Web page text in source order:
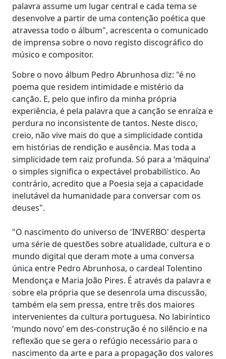
palavra assume um lugar central e cada tema se
desenvolve a partir de uma contenção poética que
atravessa todo o álbum", acrescenta o comunicado
de imprensa sobre o novo registo discográfico do
músico e compositor.
Sobre o novo álbum Pedro Abrunhosa diz: "é no
poema que residem intimidade e mistério da
canção. E, pelo que infiro da minha própria
experiência, é pela palavra que a canção se enraíza e
perdura no inconsistente de tantos. Neste disco,
creio, não vive mais do que a simplicidade contida
em histórias de rendição e ausência. Mas toda a
simplicidade tem raiz profunda. Só para a ‘máquina’
o simples significa o expectável probabilístico. Ao
contrário, acredito que a Poesia seja a capacidade
inelutável da humanidade para conversar com os
deuses".
"O nascimento do universo de 'INVERBO' desperta
uma série de questões sobre atualidade, cultura e o
mundo digital que deram mote a uma conversa
única entre Pedro Abrunhosa, o cardeal Tolentino
Mendonça e Maria João Pires. É através da palavra e
sobre ela própria que se desenrola uma discussão,
também ela sem pressa, entre três dos maiores
intervenientes da cultura portuguesa. No labiríntico
‘mundo novo’ em des-construção é no silêncio e na
reflexão que se gera o refúgio necessário para o
nascimento da arte e para a propagação dos valores